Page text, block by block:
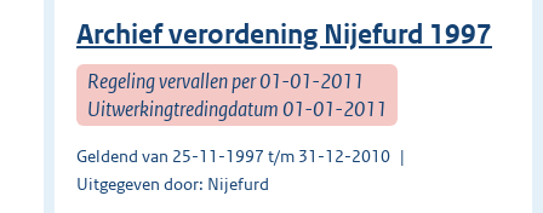
Archief verordening Nijefurd 1997
Regeling vervallen per 01-01-2011
Uitwerkingtredingdatum 01-01-2011
Geldend van 25-11-1997 t/m 31-12-2010
Uitgegeven door: Nijefurd